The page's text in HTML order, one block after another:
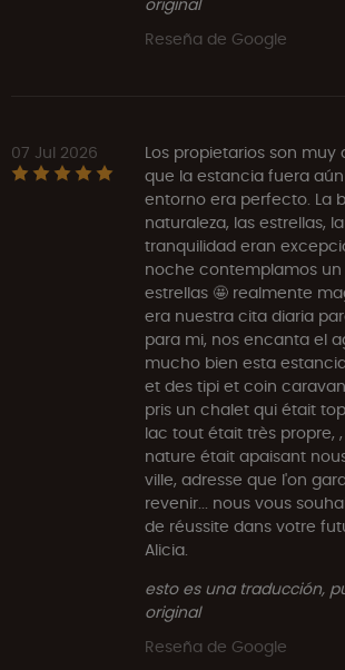
original
Reseña de Google
07 Jul 2026
Los propietarios son muy
que la estancia fuera
entorno era perfecto. La
naturaleza, las estrellas,
tranquilidad eran
noche contemplamos
estrellas 🤩 realmente
era nuestra cita diaria
para mi, nos encanta el
mucho bien esta
et des tipi et coin
pris un chalet qui était
lac tout était très propre,
nature était apaisant
ville, adresse que l'on
revenir... nous vous
de réussite dans votre
Alicia.
esto es una traducción,
original
Reseña de Google